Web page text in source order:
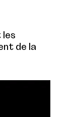
les
de la